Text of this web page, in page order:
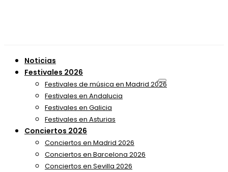
Noticias
Festivales 2026
Festivales de música en Madrid 2026
Festivales en Andalucia
Festivales en Galicia
Festivales en Asturias
Conciertos 2026
Conciertos en Madrid 2026
Conciertos en Barcelona 2026
Conciertos en Sevilla 2026